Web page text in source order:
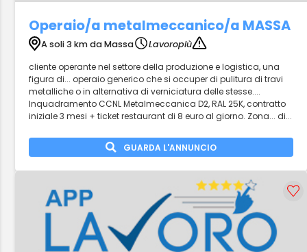
Operaio/a metalmeccanico/a MASSA
A soli 3 km da Massa
Lavoropiù
cliente operante nel settore della produzione e logistica, una
figura di... operaio generico che si occuper di pulitura di travi
metalliche o in alternativa di verniciatura delle stesse....
Inquadramento CCNL Metalmeccanica D2, RAL 25K, contratto
iniziale 3 mesi + ticket restaurant di 8 euro al giorno. Zona... di...
GUARDA L'ANNUNCIO